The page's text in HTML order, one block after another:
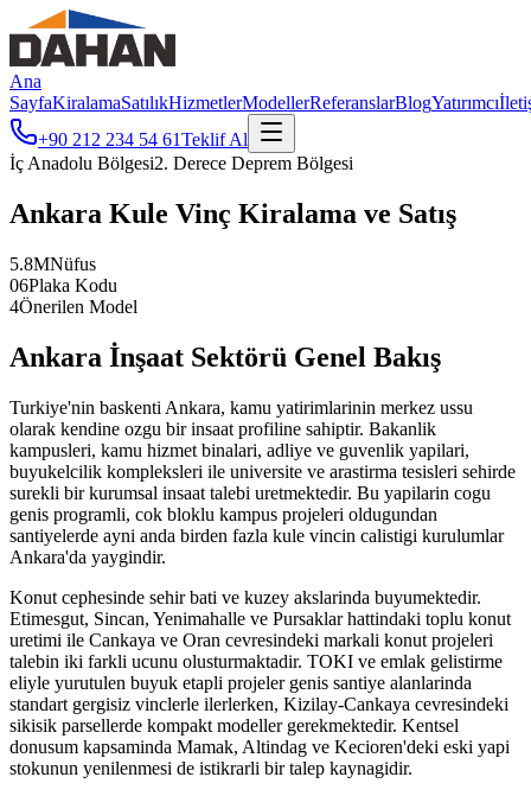
Ana
SayfaKiralamaSatılıkHizmetlerModellerReferanslarBlogYatırımcı
+90 212 234 54 61Teklif Al
İç Anadolu Bölgesi2. Derece Deprem Bölgesi
Ankara Kule Vinç Kiralama ve Satış
5.8MNüfus
06Plaka Kodu
4Önerilen Model
Ankara İnşaat Sektörü Genel Bakış
Turkiye'nin baskenti Ankara, kamu yatirimlarinin merkez ussu
olarak kendine ozgu bir insaat profiline sahiptir. Bakanlik
kampusleri, kamu hizmet binalari, adliye ve guvenlik yapilari,
buyukelcilik kompleksleri ile universite ve arastirma tesisleri sehirde
surekli bir kurumsal insaat talebi uretmektedir. Bu yapilarin cogu
genis programli, cok bloklu kampus projeleri oldugundan
santiyelerde ayni anda birden fazla kule vincin calistigi kurulumlar
Ankara'da yaygindir.
Konut cephesinde sehir bati ve kuzey akslarinda buyumektedir.
Etimesgut, Sincan, Yenimahalle ve Pursaklar hattindaki toplu konut
uretimi ile Cankaya ve Oran cevresindeki markali konut projeleri
talebin iki farkli ucunu olusturmaktadir. TOKI ve emlak gelistirme
eliyle yurutulen buyuk etapli projeler genis santiye alanlarinda
standart gergisiz vinclerle ilerlerken, Kizilay-Cankaya cevresindeki
sikisik parsellerde kompakt modeller gerekmektedir. Kentsel
donusum kapsaminda Mamak, Altindag ve Kecioren'deki eski yapi
stokunun yenilenmesi de istikrarli bir talep kaynagidir.